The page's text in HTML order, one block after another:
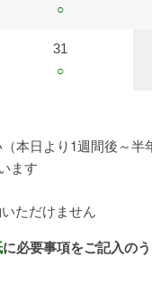
○
31
○
本日より1週間後～
ます
ただけません
に必要事項をご記入の